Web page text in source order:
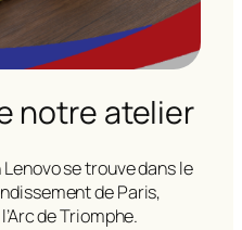
notre atelier
se trouve dans le
de Paris,
de Triomphe.